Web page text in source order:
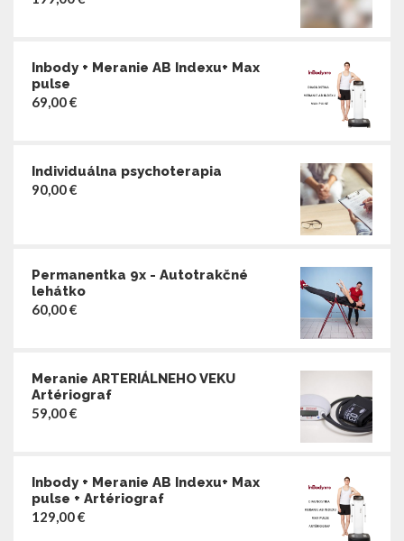
Inbody + Meranie AB Indexu+ Max
pulse
69,00€
Individuálna psychoterapia
90,00€
Permanentka 9x - Autotrakčné
lehátko
60,00€
Meranie ARTERIÁLNEHO VEKU
Artériograf
59,00€
Inbody + Meranie AB Indexu+ Max
pulse + Artériograf
129,00€